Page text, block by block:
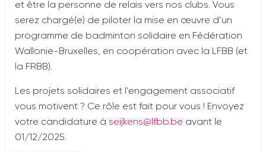
et être la personne de relais vers nos clubs. Vous
serez chargé(e) de piloter la mise en œuvre d’un
programme de badminton solidaire en Fédération
Wallonie-Bruxelles, en coopération avec la LFBB (et
la FRBB).
Les projets solidaires et l’engagement associatif
vous motivent ? Ce rôle est fait pour vous ! Envoyez
votre candidature à seijkens@lfbb.be avant le
01/12/2025.